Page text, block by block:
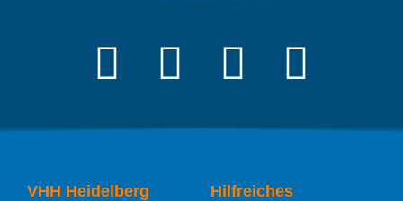
VHH Heidelberg Hilfreiches